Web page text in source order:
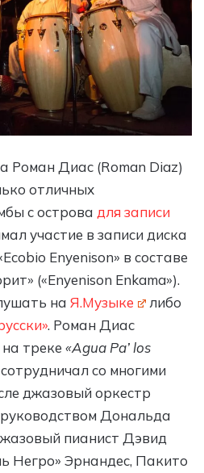
Роман Диас (Roman Diaz)
отличных
с острова для записи
участие в записи диска
Enyenison» в составе
(«Enyenison Enkama»).
на Я.Музыке
либо
. Роман Диас
на треке «Agua Pa’ los
со многими
джазовый оркестр
Дональда
пианист Дэвид
Негро» Эрнандес, Пакито